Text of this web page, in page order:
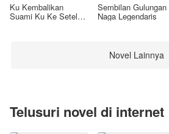
Ku Kembalikan
Suami Ku Ke Setelan
Sembilan Gulungan
Naga Legendaris
Novel Lainnya
Telusuri novel di internet